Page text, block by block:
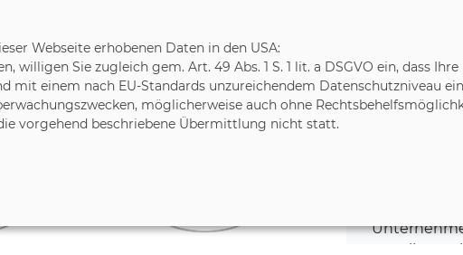
Projekten
Jhampir,
REDD+
Durch die
Webseite erhobenen Daten in den USA:
willigen Sie zugleich gem. Art. 49 Abs. 1 S. 1 lit. a DSGVO ein, dass
mit einem nach EU-Standards unzureichendem Datenschutzniveau
möglicherweise auch ohne
vorgehend beschriebene Übermittlung nicht statt.